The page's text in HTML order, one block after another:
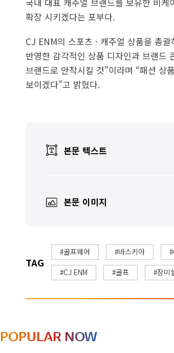
확장 시키겠다는 포부다.
CJ ENM의 스포츠 · 캐주얼 상품을 총
반영한 감각적인 상품 디자인과 브랜드
브랜드로 안착시킬 것”이라며 “패션 상
보이겠다”고 밝혔다.
본문 텍스트
본문 이미지
TAG
#골프웨어 #바스키아
#CJ ENM
#골프 #장미
POPULAR NOW